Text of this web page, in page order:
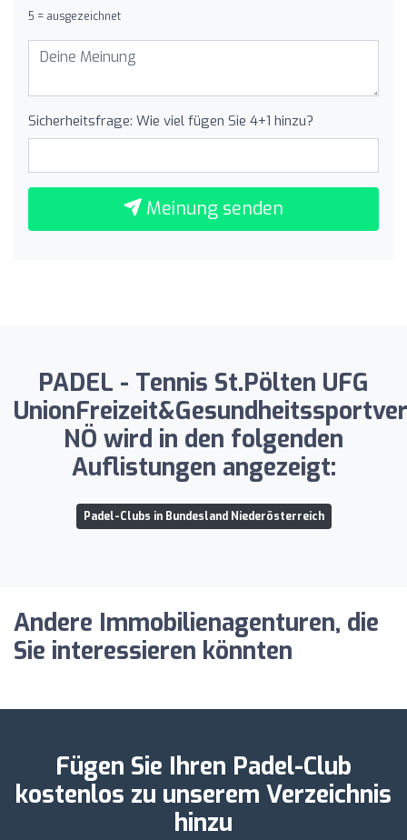
5 = ausgezeichnet
Sicherheitsfrage: Wie viel fügen Sie 4+1 hinzu?
Meinung senden
PADEL - Tennis St.Pölten UFG
NÖ wird in den folgenden
Auflistungen angezeigt:
Padel-Clubs in Bundesland Niederösterreich
Andere Immobilienagenturen, die
Sie interessieren könnten
Fügen Sie Ihren Padel-Club
kostenlos zu unserem Verzeichnis
hinzu